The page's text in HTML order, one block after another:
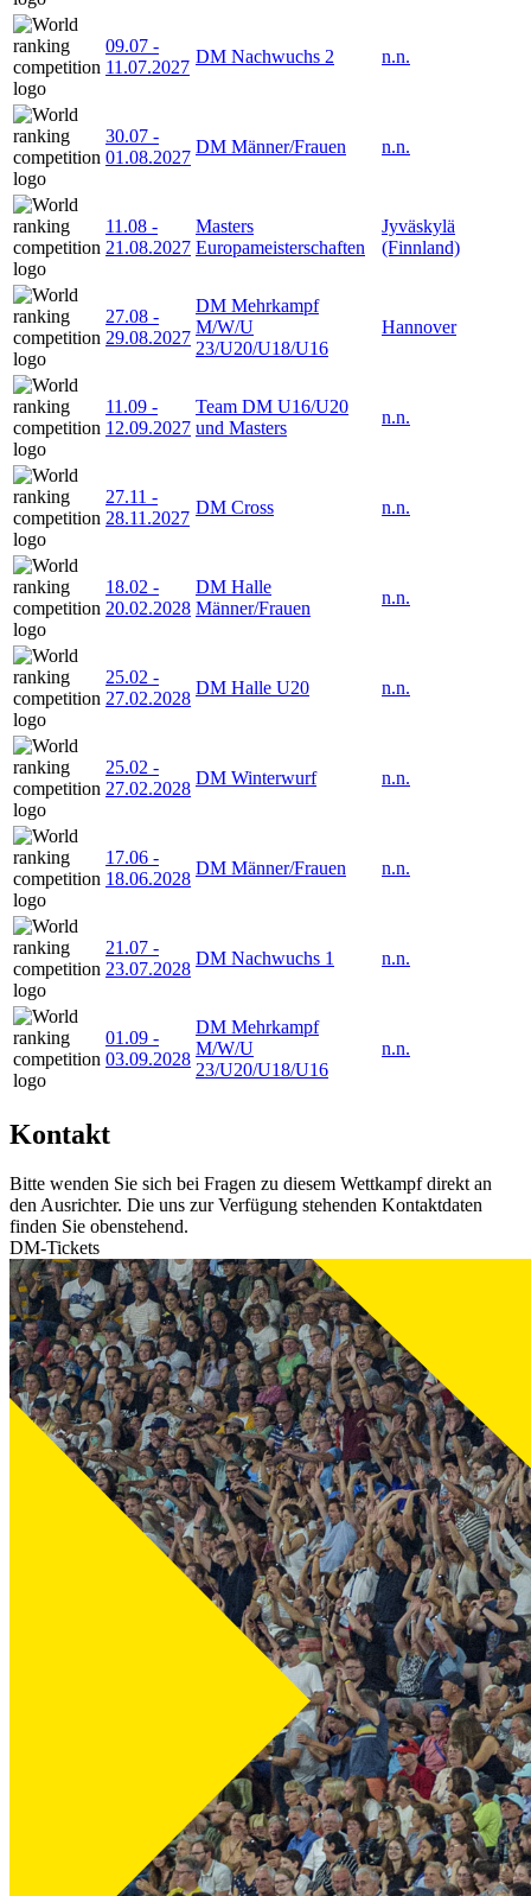
09.07 -
11.07.2027
DM Nachwuchs 2 n.n.
30.07 -
01.08.2027
DM Männer/Frauen n.n.
11.08 -
21.08.2027
Masters
Europameisterschaften
Jyväskylä
(Finnland)
27.08 -
29.08.2027
DM Mehrkampf
M/W/U
23/U20/U18/U16
Hannover
11.09 -
12.09.2027
Team DM U16/U20
und Masters
n.n.
27.11 -
28.11.2027
DM Cross n.n.
18.02 -
20.02.2028
DM Halle
Männer/Frauen
n.n.
25.02 -
27.02.2028
DM Halle U20 n.n.
25.02 -
27.02.2028
DM Winterwurf n.n.
17.06 -
18.06.2028
DM Männer/Frauen n.n.
21.07 -
23.07.2028
DM Nachwuchs 1 n.n.
01.09 -
03.09.2028
DM Mehrkampf
M/W/U
23/U20/U18/U16
n.n.
Kontakt
Bitte wenden Sie sich bei Fragen zu diesem Wettkampf direkt an
den Ausrichter. Die uns zur Verfügung stehenden Kontaktdaten
finden Sie obenstehend.
DM-Tickets